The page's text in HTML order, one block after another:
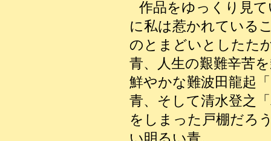
作品をゆっくり見
に私は惹かれている
のとまどいとしたた
青、人生の艱難辛苦
鮮やかな難波田龍起
青、そして清水登之
をしまった戸棚だろ
い明るい青。